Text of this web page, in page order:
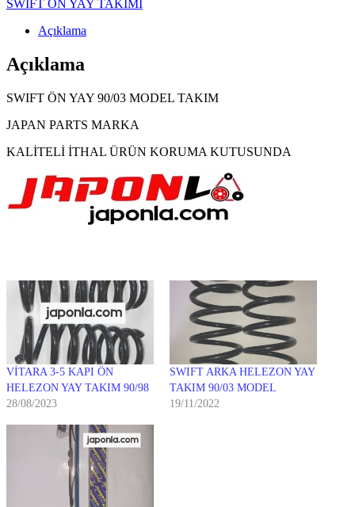
SWİFT ÖN YAY TAKIMI
Açıklama
Açıklama
SWIFT ÖN YAY 90/03 MODEL TAKIM
JAPAN PARTS MARKA
KALİTELİ İTHAL ÜRÜN KORUMA KUTUSUNDA
VİTARA 3-5 KAPI ÖN
HELEZON YAY TAKIM 90/98
28/08/2023
SWIFT ARKA HELEZON YAY
TAKIM 90/03 MODEL
19/11/2022